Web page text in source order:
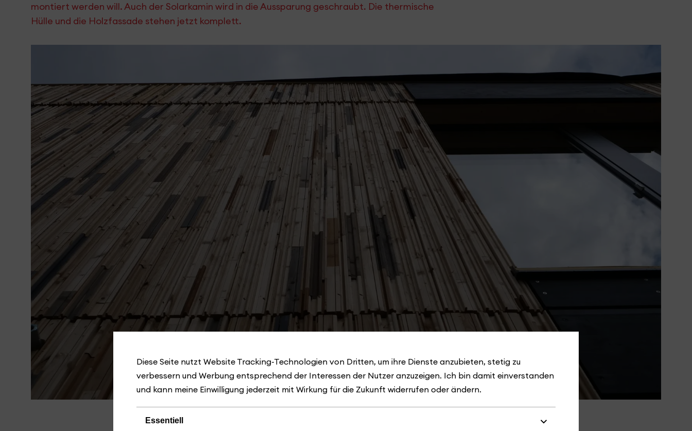
montiert werden will. Auch der Solarkamin wird in die Aussparung geschraubt. Die thermische
Hülle und die Holzfassade stehen jetzt komplett.
Diese Seite nutzt Website Tracking-Technologien von Dritten, um ihre Dienste anzubieten, stetig zu
verbessern und Werbung entsprechend der Interessen der Nutzer anzuzeigen. Ich bin damit einverstanden
und kann meine Einwilligung jederzeit mit Wirkung für die Zukunft widerrufen oder ändern.
Essentiell